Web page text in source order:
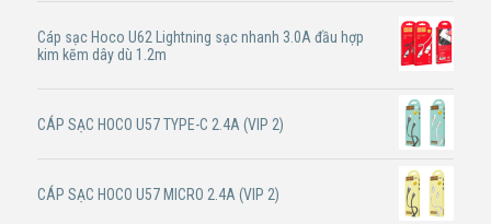
Cáp sạc Hoco U62 Lightning sạc nhanh 3.0A đầu hợp
kim kẽm dây dù 1.2m
CÁP SẠC HOCO U57 TYPE-C 2.4A (VIP 2)
CÁP SẠC HOCO U57 MICRO 2.4A (VIP 2)